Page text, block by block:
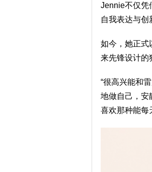
Jennie不仅凭
自我表达与创
如今，她正式
来先锋设计的
“很高兴能和
地做自己，安
喜欢那种能每